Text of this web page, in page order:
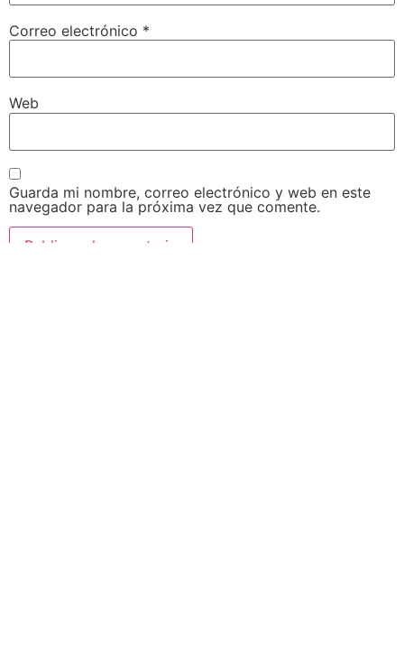
Correo electrónico *
Web
Guarda mi nombre, correo electrónico y web en este
navegador para la próxima vez que comente.